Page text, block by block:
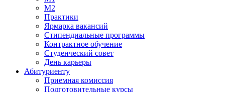
М2
Практики
Ярмарка вакансий
Стипендиальные программы
Контрактное обучение
Студенческий совет
День карьеры
Абитуриенту
Приемная комиссия
Подготовительные курсы